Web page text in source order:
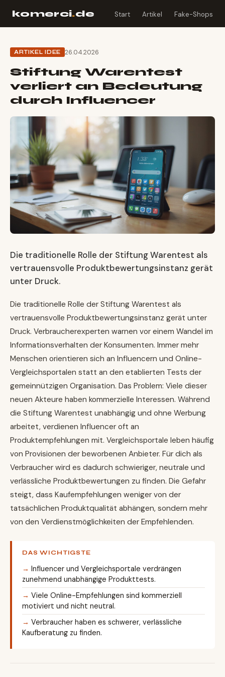
komerci.de Start Artikel Fake-Shops
ARTIKEL IDEE 26.04.2026
Stiftung Warentest
verliert an Bedeutung
durch Influencer
Die traditionelle Rolle der Stiftung Warentest als
vertrauensvolle Produktbewertungsinstanz gerät
unter Druck.
Die traditionelle Rolle der Stiftung Warentest als
vertrauensvolle Produktbewertungsinstanz gerät unter
Druck. Verbraucherexperten warnen vor einem Wandel im
Informationsverhalten der Konsumenten. Immer mehr
Menschen orientieren sich an Influencern und Online-
Vergleichsportalen statt an den etablierten Tests der
gemeinnützigen Organisation. Das Problem: Viele dieser
neuen Akteure haben kommerzielle Interessen. Während
die Stiftung Warentest unabhängig und ohne Werbung
arbeitet, verdienen Influencer oft an
Produktempfehlungen mit. Vergleichsportale leben häufig
von Provisionen der beworbenen Anbieter. Für dich als
Verbraucher wird es dadurch schwieriger, neutrale und
verlässliche Produktbewertungen zu finden. Die Gefahr
steigt, dass Kaufempfehlungen weniger von der
tatsächlichen Produktqualität abhängen, sondern mehr
von den Verdienstmöglichkeiten der Empfehlenden.
DAS WICHTIGSTE
Influencer und Vergleichsportale verdrängen
zunehmend unabhängige Produkttests.
Viele Online-Empfehlungen sind kommerziell
motiviert und nicht neutral.
Verbraucher haben es schwerer, verlässliche
Kaufberatung zu finden.